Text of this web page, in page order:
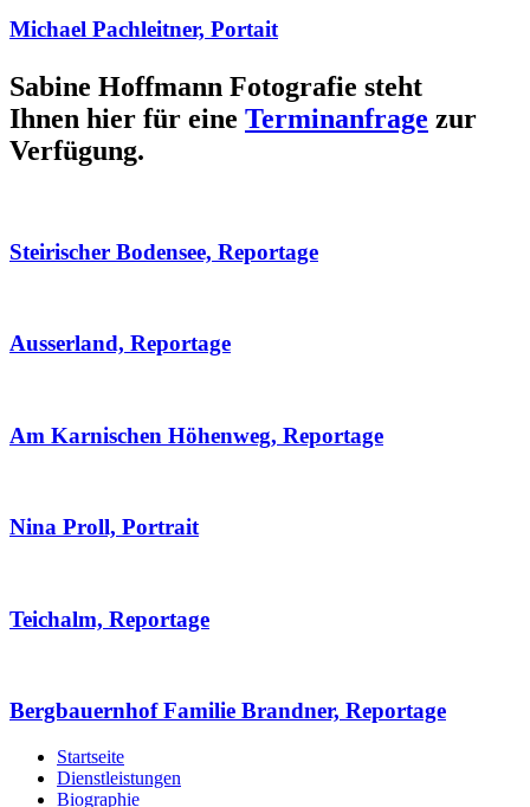
Michael Pachleitner, Portait
Sabine Hoffmann Fotografie steht
Ihnen hier für eine Terminanfrage zur
Verfügung.
Steirischer Bodensee, Reportage
Ausserland, Reportage
Am Karnischen Höhenweg, Reportage
Nina Proll, Portrait
Teichalm, Reportage
Bergbauernhof Familie Brandner, Reportage
Startseite
Dienstleistungen
Biographie